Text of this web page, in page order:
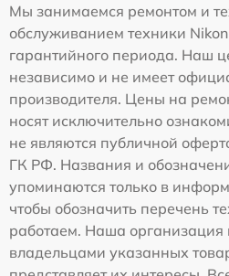
Мы занимаемся ремонтом и
обслуживанием техники
гарантийного периода. Наш
независимо и не имеет
производителя. Цены на
носят исключительно
не являются публичной
ГК РФ. Названия и
упоминаются только в
чтобы обозначить перечень
работаем. Наша
владельцами указанных